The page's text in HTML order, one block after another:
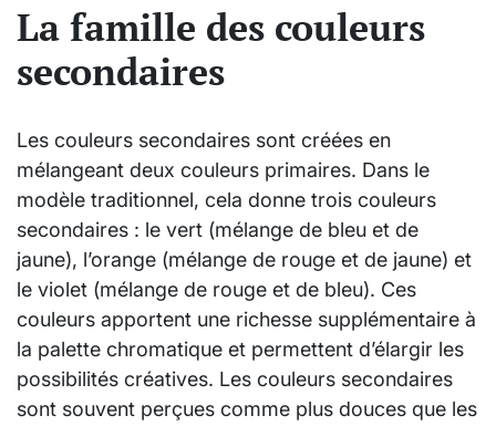
La famille des couleurs
secondaires
Les couleurs secondaires sont créées en
mélangeant deux couleurs primaires. Dans le
modèle traditionnel, cela donne trois couleurs
secondaires : le vert (mélange de bleu et de
jaune), l’orange (mélange de rouge et de jaune) et
le violet (mélange de rouge et de bleu). Ces
couleurs apportent une richesse supplémentaire à
la palette chromatique et permettent d’élargir les
possibilités créatives. Les couleurs secondaires
sont souvent perçues comme plus douces que les